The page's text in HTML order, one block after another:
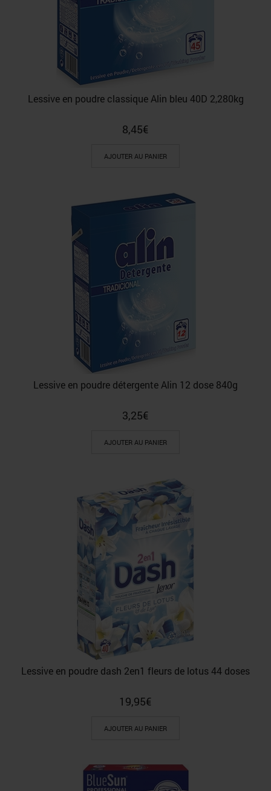
Lessive en poudre classique Alin bleu 40D 2,280kg
8,45€
AJOUTER AU PANIER
Lessive en poudre détergente Alin 12 dose 840g
3,25€
AJOUTER AU PANIER
Lessive en poudre dash 2en1 fleurs de lotus 44 doses
19,95€
AJOUTER AU PANIER